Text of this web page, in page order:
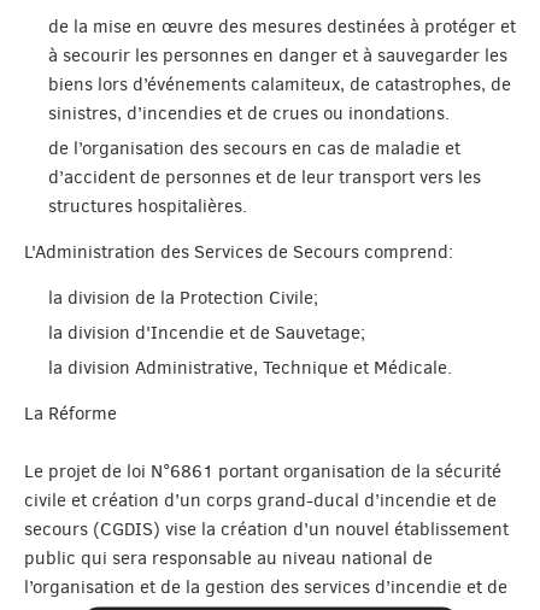
de la mise en œuvre des mesures destinées à protéger et
à secourir les personnes en danger et à sauvegarder les
biens lors d’événements calamiteux, de catastrophes, de
sinistres, d’incendies et de crues ou inondations.
de l’organisation des secours en cas de maladie et
d’accident de personnes et de leur transport vers les
structures hospitalières.
L'Administration des Services de Secours comprend:
la division de la Protection Civile;
la division d'Incendie et de Sauvetage;
la division Administrative, Technique et Médicale.
La Réforme
Le projet de loi N°6861 portant organisation de la sécurité
civile et création d’un corps grand-ducal d’incendie et de
secours (CGDIS) vise la création d’un nouvel établissement
public qui sera responsable au niveau national de
l’organisation et de la gestion des services d’incendie et de